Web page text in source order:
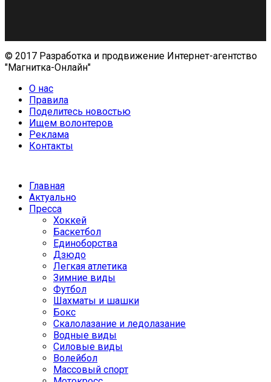
© 2017 Разработка и продвижение Интернет-агентство
"Магнитка-Онлайн"
О нас
Правила
Поделитесь новостью
Ищем волонтеров
Реклама
Контакты
Главная
Актуально
Пресса
Хоккей
Баскетбол
Единоборства
Дзюдо
Легкая атлетика
Зимние виды
Футбол
Шахматы и шашки
Бокс
Скалолазание и ледолазание
Водные виды
Силовые виды
Волейбол
Массовый спорт